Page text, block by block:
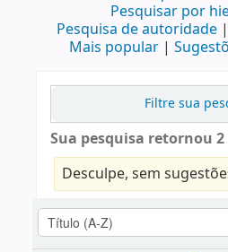
Pesquisar por
Pesquisa de autoridade
Mais popular
Filtre sua
Sua pesquisa retornou
Desculpe, sem